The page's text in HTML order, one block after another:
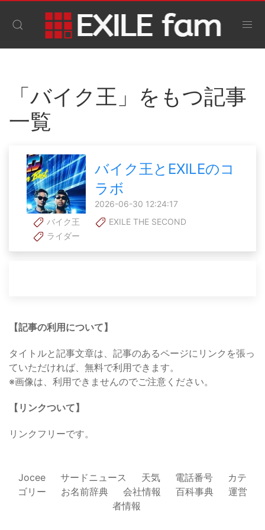
「バイク王」をもつ記事
一覧
バイク王とEXILEのコ
ラボ
2026-06-30 12:24:17
バイク王
EXILE THE SECOND
ライダー
【記事の利用について】
タイトルと記事文章は、記事のあるページにリンクを張っ
ていただければ、無料で利用できます。
※画像は、利用できませんのでご注意ください。
【リンクついて】
リンクフリーです。
Jocee サードニュース 天気 電話番号
カテ
ゴリー
お名前辞典 会社情報 百科事典
運営
者情報